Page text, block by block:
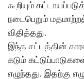
கூறியும்
நடைபெறும்
விதித்தது.
இந்த சட்டத்தின்
கடும்
எழுந்தது. இதற்கு